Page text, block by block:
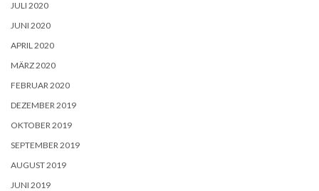
JULI 2020
JUNI 2020
APRIL 2020
MÄRZ 2020
FEBRUAR 2020
DEZEMBER 2019
OKTOBER 2019
SEPTEMBER 2019
AUGUST 2019
JUNI 2019